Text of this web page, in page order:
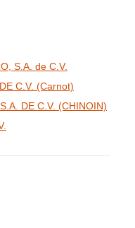
S.A. de C.V.
C.V. (Carnot)
DE C.V. (CHINOIN)